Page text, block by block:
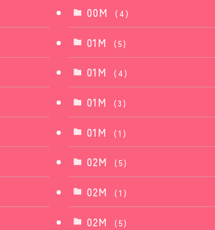
00M (4)
01M (5)
01M (4)
01M (3)
01M (1)
02M (5)
02M (1)
02M (5)